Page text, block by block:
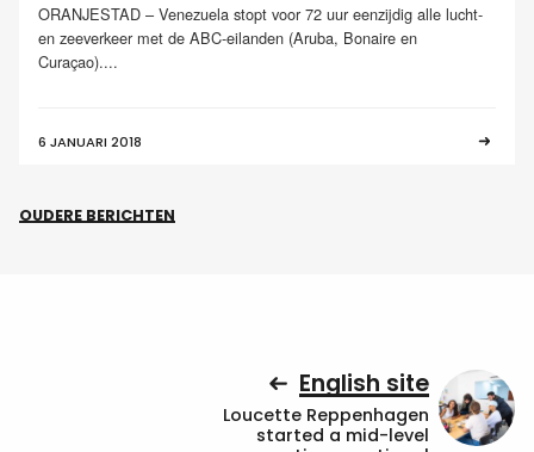
ORANJESTAD – Venezuela stopt voor 72 uur eenzijdig alle lucht-
en zeeverkeer met de ABC-eilanden (Aruba, Bonaire en
Curaçao)....
6 JANUARI 2018
OUDERE BERICHTEN
English site
Loucette Reppenhagen
started a mid-level